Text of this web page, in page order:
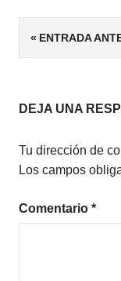
ETIQUETAS
3/5
entradas
ENTRADA
DEJA UNA
Tu dirección de
Los campos
Comentario *